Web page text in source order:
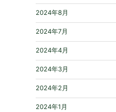
2024年8月
2024年7月
2024年4月
2024年3月
2024年2月
2024年1月